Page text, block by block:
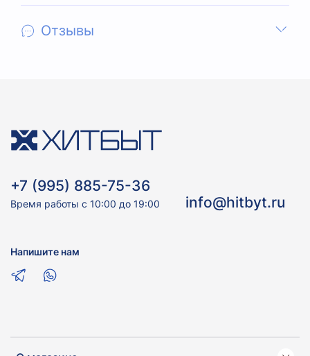
Отзывы
+7 (995) 885-75-36
Время работы с 10:00 до 19:00 info@hitbyt.ru
Напишите нам